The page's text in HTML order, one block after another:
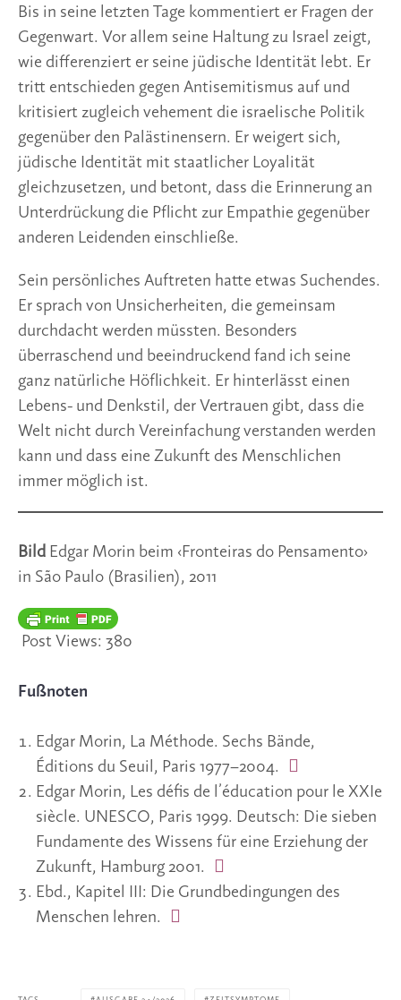
Bis in seine letzten Tage kommentiert er Fragen der
Gegenwart. Vor allem seine Haltung zu Israel zeigt,
wie differenziert er seine jüdische Identität lebt. Er
tritt entschieden gegen Antisemitismus auf und
kritisiert zugleich vehement die israelische Politik
gegenüber den Palästinensern. Er weigert sich,
jüdische Identität mit staatlicher Loyalität
gleichzusetzen, und betont, dass die Erinnerung an
Unterdrückung die Pflicht zur Empathie gegenüber
anderen Leidenden einschließe.
Sein persönliches Auftreten hatte etwas Suchendes.
Er sprach von Unsicherheiten, die gemeinsam
durchdacht werden müssten. Besonders
überraschend und beeindruckend fand ich seine
ganz natürliche Höflichkeit. Er hinterlässt einen
Lebens- und Denkstil, der Vertrauen gibt, dass die
Welt nicht durch Vereinfachung verstanden werden
kann und dass eine Zukunft des Menschlichen
immer möglich ist.
Bild Edgar Morin beim ‹Fronteiras do Pensamento›
in São Paulo (Brasilien), 2011
Post Views: 380
Fußnoten
Edgar Morin, La Méthode. Sechs Bände,
Éditions du Seuil, Paris 1977–2004.
Edgar Morin, Les défis de l’éducation pour le XXIe
siècle. UNESCO, Paris 1999. Deutsch: Die sieben
Fundamente des Wissens für eine Erziehung der
Zukunft, Hamburg 2001.
Ebd., Kapitel III: Die Grundbedingungen des
Menschen lehren.